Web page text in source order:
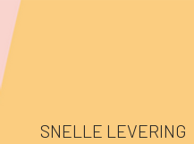
SNELLE LEVERING